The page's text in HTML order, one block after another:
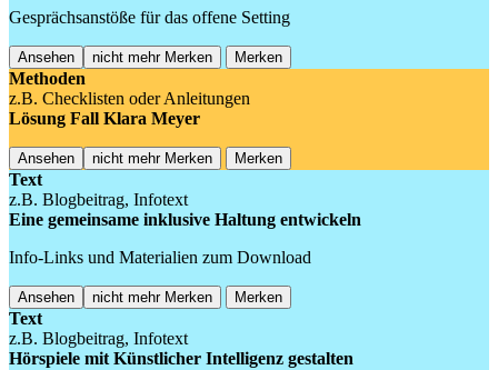
Gesprächsanstöße für das offene Setting
Ansehen nicht mehr Merken Merken
Methoden
z.B. Checklisten oder Anleitungen
Lösung Fall Klara Meyer
Ansehen nicht mehr Merken Merken
Text
z.B. Blogbeitrag, Infotext
Eine gemeinsame inklusive Haltung entwickeln
Info-Links und Materialien zum Download
Ansehen nicht mehr Merken Merken
Text
z.B. Blogbeitrag, Infotext
Hörspiele mit Künstlicher Intelligenz gestalten